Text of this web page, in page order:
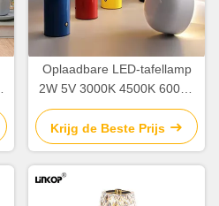
Oplaadbare LED-tafellamp
2W 5V 3000K 4500K 6000K
Desktop LED-lamp
Krijg de Beste Prijs